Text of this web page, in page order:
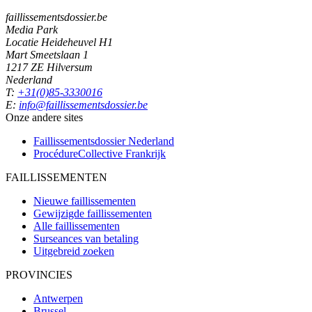
faillissementsdossier.be
Media Park
Locatie Heideheuvel H1
Mart Smeetslaan 1
1217 ZE Hilversum
Nederland
T: +31(0)85-3330016
E: info@faillissementsdossier.be
Onze andere sites
Faillissementsdossier Nederland
ProcédureCollective Frankrijk
FAILLISSEMENTEN
Nieuwe faillissementen
Gewijzigde faillissementen
Alle faillissementen
Surseances van betaling
Uitgebreid zoeken
PROVINCIES
Antwerpen